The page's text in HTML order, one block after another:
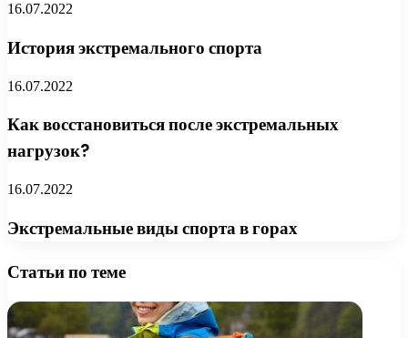
16.07.2022
История экстремального спорта
16.07.2022
Как восстановиться после экстремальных
нагрузок?
16.07.2022
Экстремальные виды спорта в горах
Статьи по теме